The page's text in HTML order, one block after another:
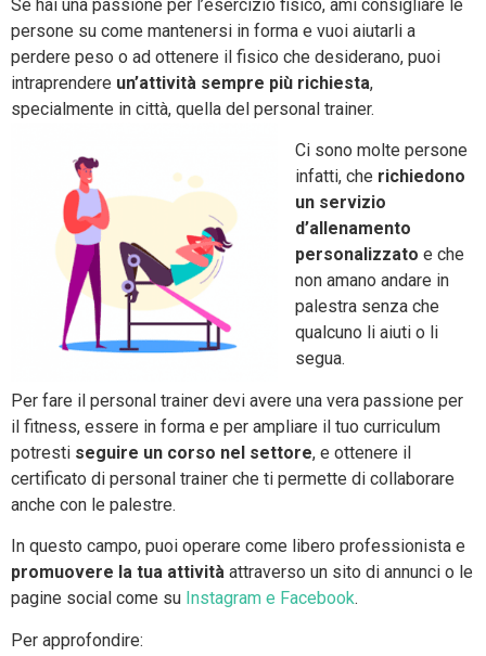
Se hai una passione per l’esercizio fisico, ami consigliare le
persone su come mantenersi in forma e vuoi aiutarli a
perdere peso o ad ottenere il fisico che desiderano, puoi
intraprendere un’attività sempre più richiesta,
specialmente in città, quella del personal trainer.
Ci sono molte persone
infatti, che richiedono
un servizio
d’allenamento
personalizzato e che
non amano andare in
palestra senza che
qualcuno li aiuti o li
segua.
Per fare il personal trainer devi avere una vera passione per
il fitness, essere in forma e per ampliare il tuo curriculum
potresti seguire un corso nel settore, e ottenere il
certificato di personal trainer che ti permette di collaborare
anche con le palestre.
In questo campo, puoi operare come libero professionista e
promuovere la tua attività attraverso un sito di annunci o le
pagine social come su Instagram e Facebook.
Per approfondire: